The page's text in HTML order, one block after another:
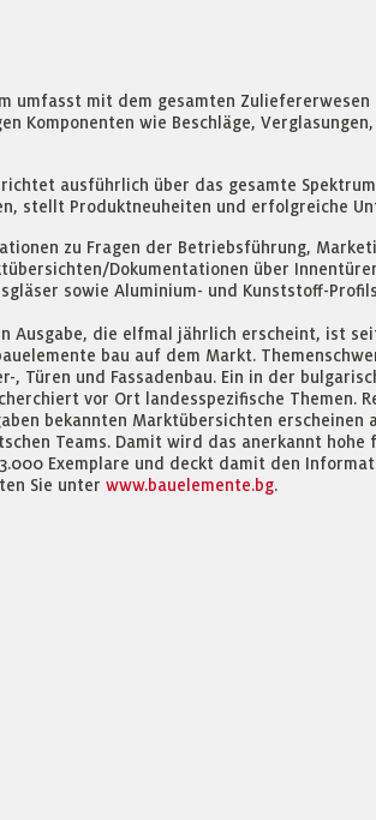
umfasst mit dem gesamten
Komponenten wie Beschläge,
ausführlich über das gesamte
stellt Produktneuheiten und erfolgreiche
zu Fragen der Betriebsführung,
Dokumentationen über
sowie Aluminium- und Kunststoff-
Ausgabe, die elfmal jährlich erscheint, ist
bau auf dem Markt.
, Türen und Fassadenbau. Ein in der
vor Ort landesspezifische Themen.
bekannten Marktübersichten
Teams. Damit wird das anerkannt
Exemplare und deckt damit den
Sie unter www.bauelemente.bg.